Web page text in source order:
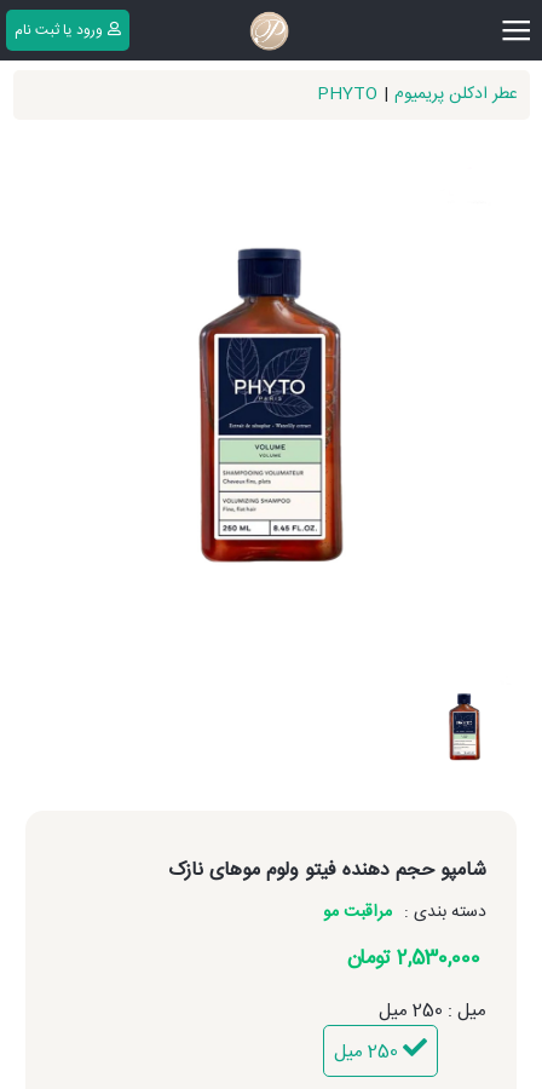
||| ورود یا ثبت ‌نام
عطر ادکلن پریمیوم |
PHYTO
شامپو حجم دهنده فیتو ولوم موهای نازک
دسته بندی : مراقبت مو
2,530,000 تومان
میل : 250 میل
250 میل